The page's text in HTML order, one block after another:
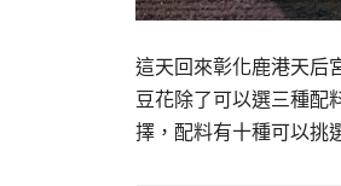
這天回來彰化鹿港天后
豆花除了可以選三種配
擇，配料有十種可以挑